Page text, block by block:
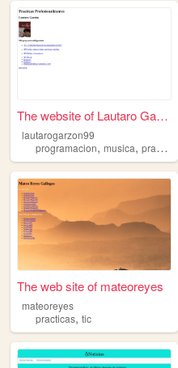
The website of Lautaro Garzón
lautarogarzon99
programacion, musica, practicas
The web site of mateoreyes
mateoreyes
practicas, tic